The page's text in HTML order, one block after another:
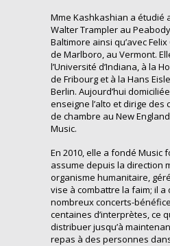
Mme Kashkashian a étudié
Walter Trampler au
Baltimore ainsi qu’avec
de Marlboro, au Vermont.
l’Université d’Indiana, à la
de Fribourg et à la Hans
Berlin. Aujourd’hui
enseigne l’alto et dirige des
de chambre au New
Music.
En 2010, elle a fondé Music
assume depuis la direction
organisme humanitaire,
vise à combattre la faim; il
nombreux concerts-
centaines d’interprètes, ce
distribuer jusqu’à
repas à des personnes